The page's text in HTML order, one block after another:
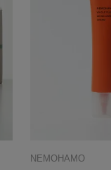
NEMOHAMO